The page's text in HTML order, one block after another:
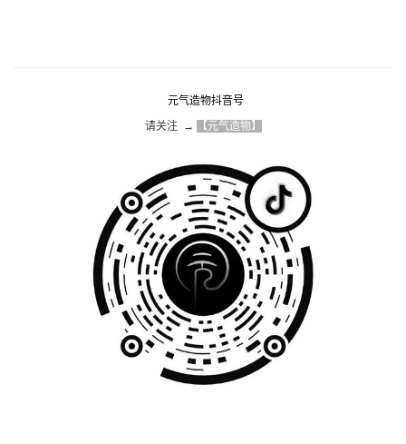
元气造物抖音号
请关注  → 【元气造物】